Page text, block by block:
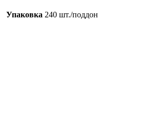
Упаковка 240 шт./поддон